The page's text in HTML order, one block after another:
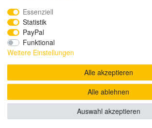
© Copyright 2020 send-it-2-me.de. Alle
Essenziell
Statistik
PayPal
Funktional
Weitere Einstellungen
Alle akzeptieren
Alle ablehnen
Auswahl akzeptieren